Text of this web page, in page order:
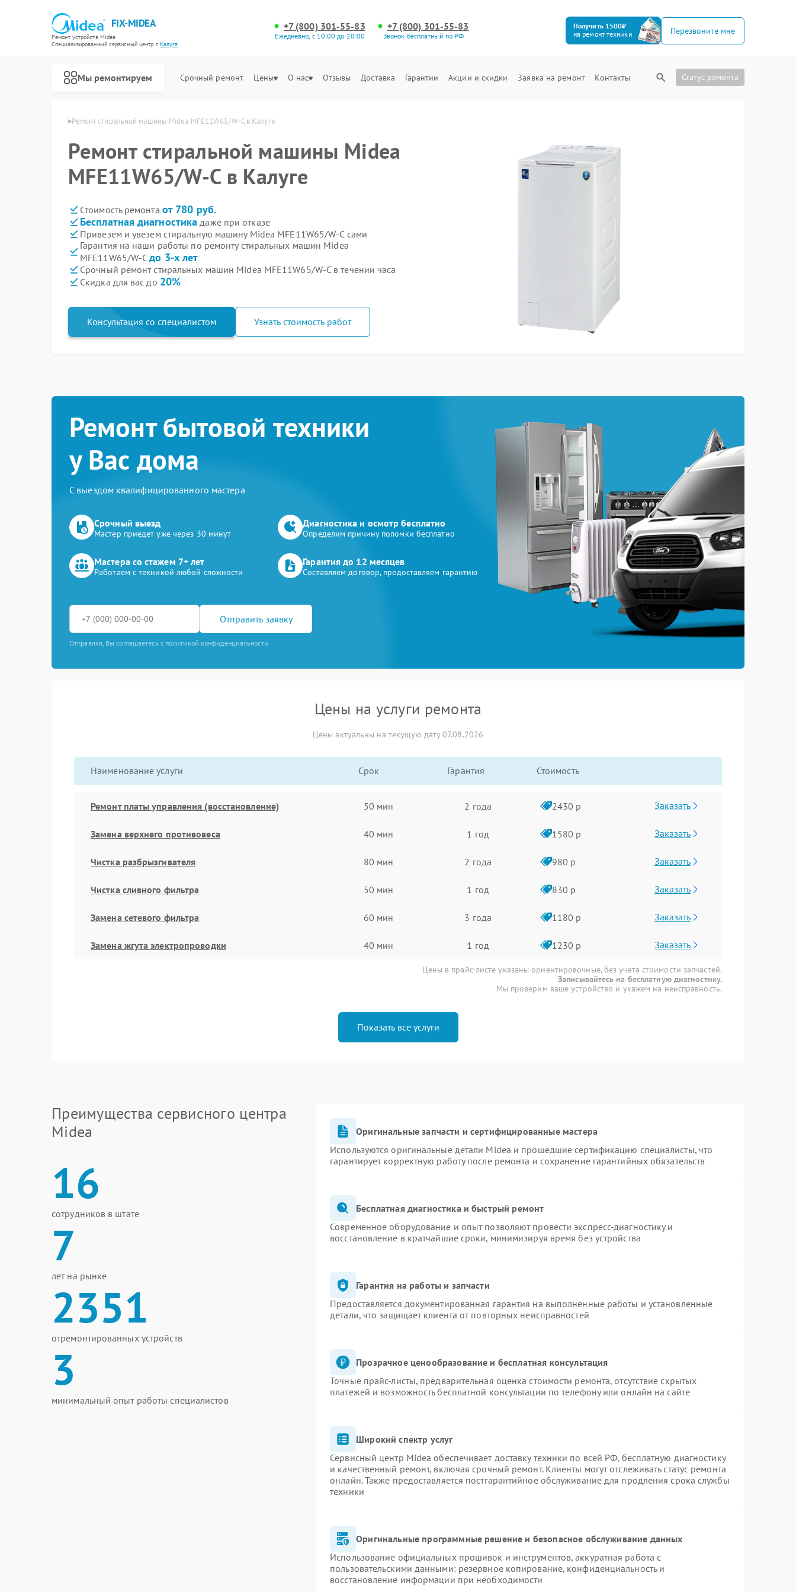
FIX-MIDEA
Ремонт устройств Midea
Специализированный cервисный центр г.Калуга
+7 (800) 301-55-83
Ежедневно, с 10:00 до 20:00
+7 (800) 301-55-83
Звонок бесплатный по РФ
Получить 1500₽
на ремонт техники
Перезвоните мне
Мы ремонтируем Срочный ремонт Цены О нас Отзывы Доставка Гарантии Акции и скидки Заявка на ремонт Контакты Статус ремонта
Ремонт стиральной машины Midea MFE11W65/W-C в Калуге
Ремонт стиральной машины Midea
MFE11W65/W-C в Калуге
Стоимость ремонта от 780 руб.
Бесплатная диагностика даже при отказе
Привезем и увезем стиральную машину Midea MFE11W65/W-C сами
Гарантия на наши работы по ремонту стиральных машин Midea
MFE11W65/W-Cдо 3-х лет
Срочный ремонт стиральных машин Midea MFE11W65/W-C в течении часа
Скидка для вас до 20%
Консультация со специалистом Узнать стоимость работ
Ремонт бытовой техники
у Вас дома
С выездом квалифицированного мастера
Срочный выезд
Мастер приедет уже через 30 минут
Диагностика и осмотр бесплатно
Определим причину поломки бесплатно
Мастера со стажем 7+ лет
Работаем с техникой любой сложности
Гарантия до 12 месяцев
Составляем договор, предоставляем гарантию
Отправить заявку
Отправляя, Вы соглашаетесь с политикой конфиденциальности
Цены на услуги ремонта
Цены актуальны на текущую дату 07.08.2026
Наименование услуги Срок Гарантия Стоимость
Ремонт платы управления (восстановление) 50 мин 2 года 2430 р Заказать
Замена верхнего противовеса 40 мин 1 год 1580 р Заказать
Чистка разбрызгивателя 80 мин 2 года 980 р Заказать
Чистка сливного фильтра 50 мин 1 год 830 р Заказать
Замена сетевого фильтра 60 мин 3 года 1180 р Заказать
Замена жгута электропроводки 40 мин 1 год 1230 р Заказать
Цены в прайс-листе указаны ориентировочные, без учета стоимости запчастей.
Записывайтесь на бесплатную диагностику.
Мы проверим ваше устройство и укажем на неисправность.
Показать все услуги
Преимущества сервисного центра
Midea
16
сотрудников в штате
7
лет на рынке
2351
отремонтированных устройств
3
минимальный опыт работы специалистов
Оригинальные запчасти и сертифицированные мастера
Используются оригинальные детали Midea и прошедшие сертификацию специалисты, что
гарантирует корректную работу после ремонта и сохранение гарантийных обязательств
Бесплатная диагностика и быстрый ремонт
Современное оборудование и опыт позволяют провести экспресс-диагностику и
восстановление в кратчайшие сроки, минимизируя время без устройства
Гарантия на работы и запчасти
Предоставляется документированная гарантия на выполненные работы и установленные
детали, что защищает клиента от повторных неисправностей
Прозрачное ценообразование и бесплатная консультация
Точные прайс-листы, предварительная оценка стоимости ремонта, отсутствие скрытых
платежей и возможность бесплатной консультации по телефону или онлайн на сайте
Широкий спектр услуг
Сервисный центр Midea обеспечивает доставку техники по всей РФ, бесплатную диагностику
и качественный ремонт, включая срочный ремонт. Клиенты могут отслеживать статус ремонта
онлайн. Также предоставляется постгарантийное обслуживание для продления срока службы
техники
Оригинальные программные решение и безопасное обслуживание данных
Использование официальных прошивок и инструментов, аккуратная работа с
пользовательскими данными: резервное копирование, конфиденциальность и
восстановление информации при необходимости